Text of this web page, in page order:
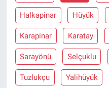
Halkapinar Hüyük
Karapinar Karatay
Sarayönü Selçuklu
Tuzlukçu Yalihüyük